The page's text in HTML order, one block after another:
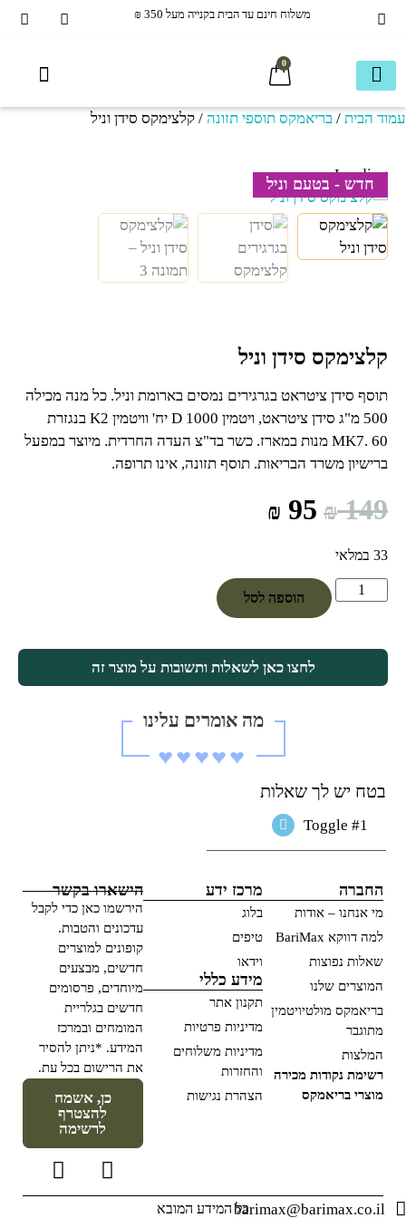
משלוח חינם עד הבית בקנייה מעל 350 ₪
0
עמוד הבית / בריאמקס תוספי תזונה / קלצימקס סידן וניל
חדש - בטעם וניל
Loading...
קלצימקס סידן וניל
תוסף סידן ציטראט בגרגירים נמסים בארומת וניל. כל מנה מכילה
500 מ"ג סידן ציטראט, ויטמין D 1000 יח' וויטמין K2 בנגזרת
MK7. 60 מנות במארז. כשר בד"צ העדה החרדית. מיוצר במפעל
ברישיון משרד הבריאות. תוסף תזונה, אינו תרופה.
₪149
₪ 95
33 במלאי
הוספה לסל
לחצו כאן לשאלות ותשובות על מוצר זה
♥︎♥︎♥︎♥︎♥︎
מה אומרים עלינו
בטח יש לך שאלות
Toggle #1
החברה
מי אנחנו – אודות
למה דווקא BariMax
שאלות נפוצות
המוצרים שלנו
בריאמקס מולטיויטמין
מתוגבר
המלצות
רשימת נקודות מכירה
מוצרי בריאמקס
מרכז ידע
בלוג
טיפים
וידאו
מידע כללי
תקנון אתר
מדיניות פרטיות
מדיניות משלוחים
והחזרות
הצהרת נגישות
הישארו בקשר
הירשמו כאן כדי לקבל
עדכונים והטבות.
קופונים למוצרים
חדשים, מבצעים
מיוחדים, פרסומים
חדשים בגלריית
המומחים ובמרכז
המידע. *ניתן להסיר
את הרישום בכל עת.
כן, אשמח
להצטרף
לרשימה
barimax@barimax.co.ilכל המידע המובא